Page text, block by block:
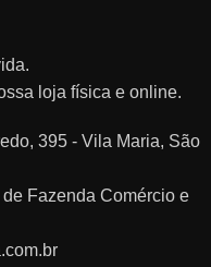
loja física e online.
395 - Vila Maria, São
Fazenda Comércio e